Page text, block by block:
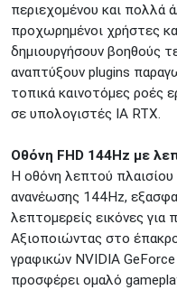
περιεχομένου και πολλά
προχωρημένοι χρήστες
δημιουργήσουν βοηθούς
αναπτύξουν plugins
τοπικά καινοτόμες ροές
σε υπολογιστές IA RTX.
Οθόνη FHD 144Hz με
Η οθόνη λεπτού
ανανέωσης 144Hz,
λεπτομερείς εικόνες για
Αξιοποιώντας στο
γραφικών NVIDIA
προσφέρει ομαλό